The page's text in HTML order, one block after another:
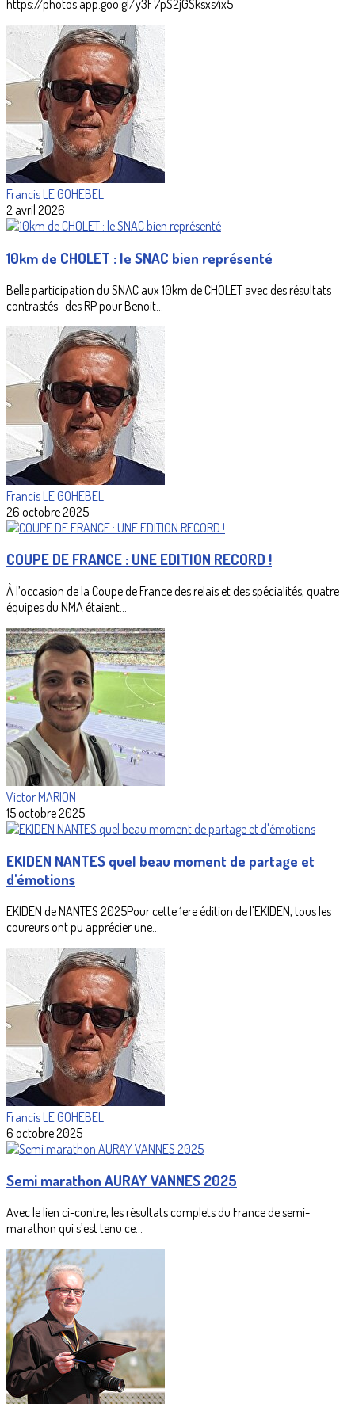
https://photos.app.goo.gl/y3F7pS2jGSksxs4x5
Francis LE GOHEBEL
2 avril 2026
10km de CHOLET : le SNAC bien représenté
Belle participation du SNAC aux 10km de CHOLET avec des résultats
contrastés- des RP pour Benoit...
Francis LE GOHEBEL
26 octobre 2025
COUPE DE FRANCE : UNE EDITION RECORD !
À l’occasion de la Coupe de France des relais et des spécialités, quatre
équipes du NMA étaient...
Victor MARION
15 octobre 2025
EKIDEN NANTES quel beau moment de partage et
d'émotions
EKIDEN de NANTES 2025Pour cette 1ere édition de l'EKIDEN, tous les
coureurs ont pu apprécier une...
Francis LE GOHEBEL
6 octobre 2025
Semi marathon AURAY VANNES 2025
Avec le lien ci-contre, les résultats complets du France de semi-
marathon qui s’est tenu ce...